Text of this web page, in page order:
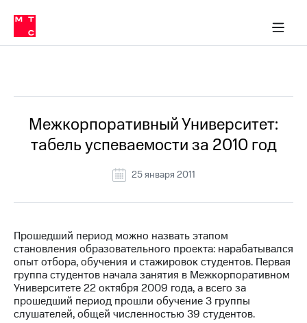
Медиа-центр
и акционерам
Устойчивое развитие
Комплаенс и деловая этика
компании
Карьера
История
компании
Руководство
Контакты
Медиа-центр
Пресс-
релизы
в МТС
Пресс-
релизы
о технологиях
Межкорпоративный Университет:
табель успеваемости за 2010 год
25 января 2011
Прошедший период можно назвать этапом
становления образовательного проекта: нарабатывался
опыт отбора, обучения и стажировок студентов. Первая
группа студентов начала занятия в Межкорпоративном
Университете 22 октября 2009 года, а всего за
прошедший период прошли обучение 3 группы
слушателей, общей численностью 39 студентов.